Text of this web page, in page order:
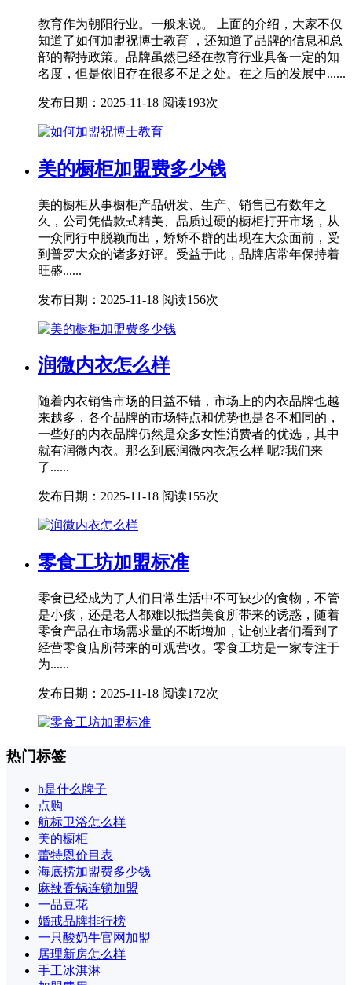
教育作为朝阳行业。一般来说。 上面的介绍，大家不仅
知道了如何加盟祝博士教育 ，还知道了品牌的信息和总
部的帮持政策。品牌虽然已经在教育行业具备一定的知
名度，但是依旧存在很多不足之处。在之后的发展中......
发布日期：2025-11-18 阅读193次
美的橱柜加盟费多少钱
美的橱柜从事橱柜产品研发、生产、销售已有数年之
久，公司凭借款式精美、品质过硬的橱柜打开市场，从
一众同行中脱颖而出，矫矫不群的出现在大众面前，受
到普罗大众的诸多好评。受益于此，品牌店常年保持着
旺盛......
发布日期：2025-11-18 阅读156次
润微内衣怎么样
随着内衣销售市场的日益不错，市场上的内衣品牌也越
来越多，各个品牌的市场特点和优势也是各不相同的，
一些好的内衣品牌仍然是众多女性消费者的优选，其中
就有润微内衣。那么到底润微内衣怎么样 呢?我们来
了......
发布日期：2025-11-18 阅读155次
零食工坊加盟标准
零食已经成为了人们日常生活中不可缺少的食物，不管
是小孩，还是老人都难以抵挡美食所带来的诱惑，随着
零食产品在市场需求量的不断增加，让创业者们看到了
经营零食店所带来的可观营收。零食工坊是一家专注于
为......
发布日期：2025-11-18 阅读172次
热门标签
h是什么牌子
点购
航标卫浴怎么样
美的橱柜
蕾特恩价目表
海底捞加盟费多少钱
麻辣香锅连锁加盟
一品豆花
婚戒品牌排行榜
一只酸奶牛官网加盟
居理新房怎么样
手工冰淇淋